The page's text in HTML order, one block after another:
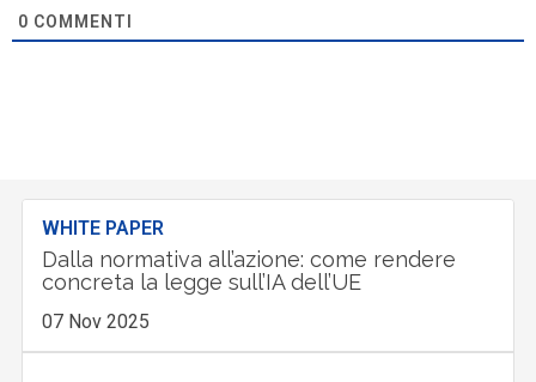
0 COMMENTI
WHITE PAPER
Dalla normativa all’azione: come rendere
concreta la legge sull’IA dell’UE
07 Nov 2025